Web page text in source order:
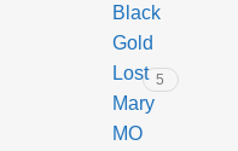
Black
Gold
Lost
Mary
MO
5